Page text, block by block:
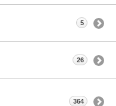
5
26
364